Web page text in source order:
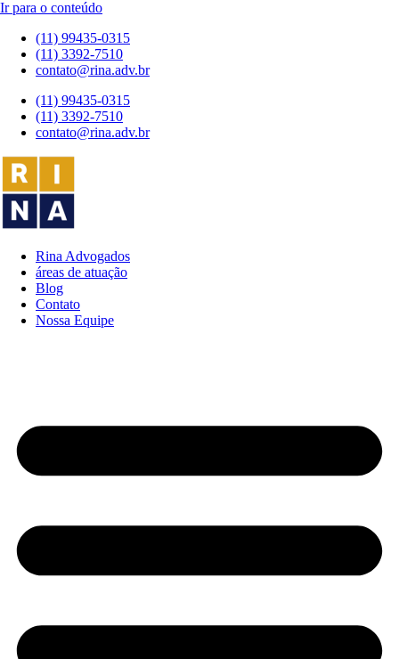
Ir para o conteúdo
(11) 99435-0315
(11) 3392-7510
contato@rina.adv.br
(11) 99435-0315
(11) 3392-7510
contato@rina.adv.br
Rina Advogados
áreas de atuação
Blog
Contato
Nossa Equipe